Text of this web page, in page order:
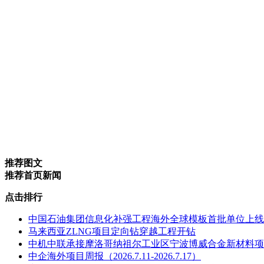
推荐图文
推荐首页新闻
点击排行
中国石油集团信息化补强工程海外全球模板首批单位上
马来西亚ZLNG项目定向钻穿越工程开钻
中机中联承接摩洛哥纳祖尔工业区宁波博威合金新材料
中企海外项目周报（2026.7.11-2026.7.17）